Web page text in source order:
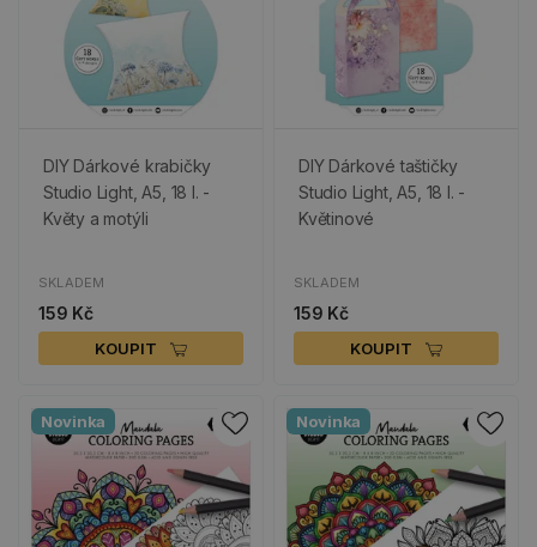
DIY Dárkové krabičky
Studio Light, A5, 18 l. -
Květy a motýli
SKLADEM
159 Kč
KOUPIT
DIY Dárkové taštičky
Studio Light, A5, 18 l. -
Květinové
SKLADEM
159 Kč
KOUPIT
Novinka Novinka